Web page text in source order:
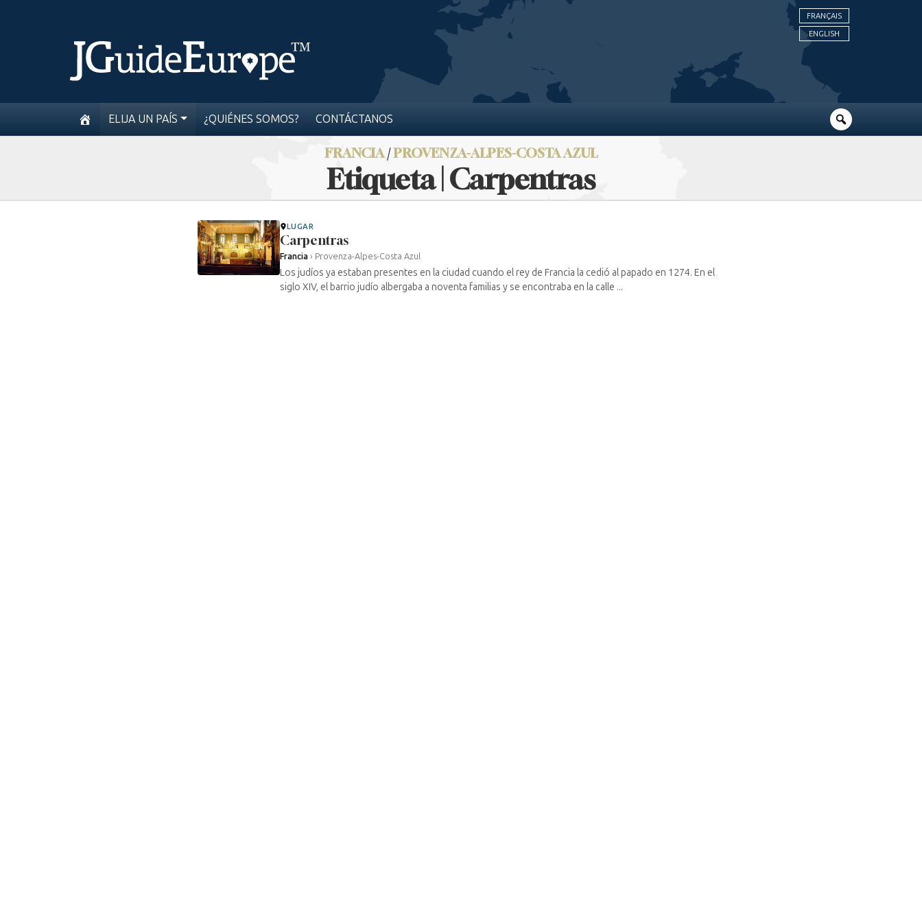
FRANÇAIS
ENGLISH
ELIJA UN PAÍS ¿QUIÉNES SOMOS? CONTÁCTANOS
FRANCIA/PROVENZA-ALPES-COSTA AZUL
Etiqueta | Carpentras
LUGAR
Carpentras
Francia › Provenza-Alpes-Costa Azul
Los judíos ya estaban presentes en la ciudad cuando el rey de Francia la cedió al papado en 1274. En el
siglo XIV, el barrio judío albergaba a noventa familias y se encontraba en la calle ...